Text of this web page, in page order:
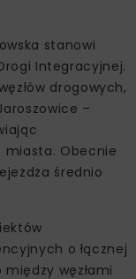
stanowi
Integracyjnej.
drogowych,
–
miasta. Obecnie
średnio
o łącznej
węzłami